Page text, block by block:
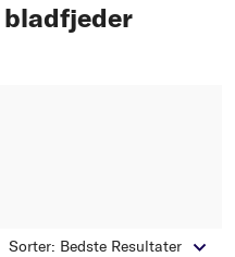
Sorter: Bedste Resultater